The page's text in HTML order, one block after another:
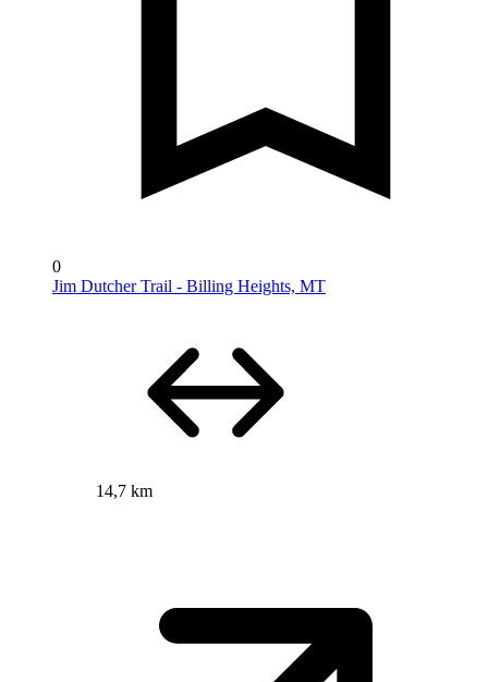
0
Jim Dutcher Trail - Billing Heights, MT
14,7 km